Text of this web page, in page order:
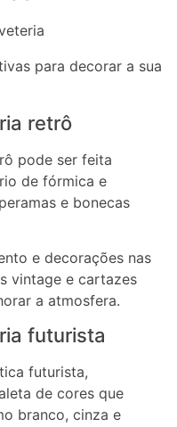
para decorar a sua
retrô
pode ser feita
de fórmica e
e bonecas
e decorações nas
vintage e cartazes
a atmosfera.
futurista
futurista,
de cores que
branco, cinza e